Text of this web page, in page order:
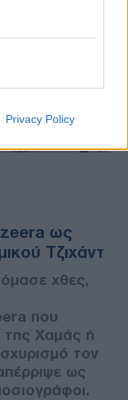
Privacy Policy
ως
Τζιχάντ
χθες,
που
της Χαμάς ή
τον
ως